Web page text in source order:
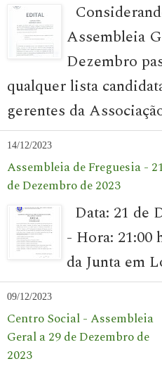
Assembleia
Dezembro
qualquer lista
gerentes da
14/12/2023
Assembleia de Freguesia - 21
de Dezembro de 2023
Data: 21 de
- Hora: 21:00
da Junta em
09/12/2023
Centro Social - Assembleia
Geral a 29 de Dezembro de
2023